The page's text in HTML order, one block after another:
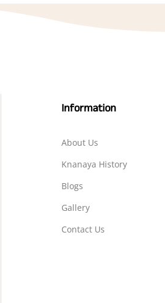
Information
About Us
Knanaya History
Blogs
Gallery
Contact Us